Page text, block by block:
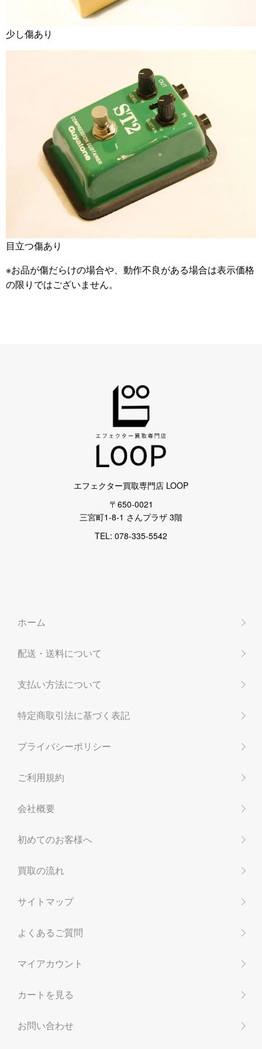
少し傷あり
目立つ傷あり
※お品が傷だらけの場合や、動作不良がある場合は表示価格
の限りではございません。
エフェクター買取専門店 LOOP
〒650-0021
三宮町1-8-1 さんプラザ 3階
TEL: 078-335-5542
ホーム
配送・送料について
支払い方法について
特定商取引法に基づく表記
プライバシーポリシー
ご利用規約
会社概要
初めてのお客様へ
買取の流れ
サイトマップ
よくあるご質問
マイアカウント
カートを見る
お問い合わせ